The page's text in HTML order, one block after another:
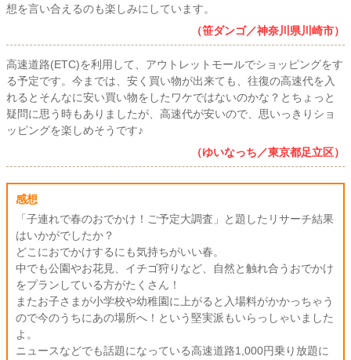
想を言い合えるのも楽しみにしています。
（笹ダンゴ／神奈川県川崎市）
高速道路(ETC)を利用して、アウトレットモールでショッピングをす
る予定です。今までは、安く買い物が出来ても、往復の高速代を入
れるとそんなに安い買い物をしたワケではないのかな？とちょっと
疑問に思う時もありましたが、高速代が安いので、思いっきりショ
ッピングを楽しめそうです♪
（ゆいなっち／東京都足立区）
感想
「子連れで春のおでかけ！ご予定大調査」と題したリサーチ結果
はいかがでしたか？
どこにおでかけするにも気持ちがいい春。
中でも公園やお花見、イチゴ狩りなど、自然と触れ合うおでかけ
をプランしている方がたくさん！
またお子さまが小学校や幼稚園に上がると入場料がかかっちゃう
ので今のうちにあの場所へ！という堅実派もいらっしゃいました
よ。
ニュースなどでも話題になっている高速道路1,000円乗り放題に